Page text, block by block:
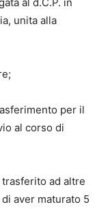
unita alla
per il
al corso di
ad altre
aver maturato 5